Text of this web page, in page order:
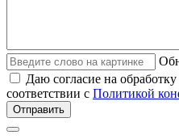
Даю согласие на
соответствии с Политикой
Отправить